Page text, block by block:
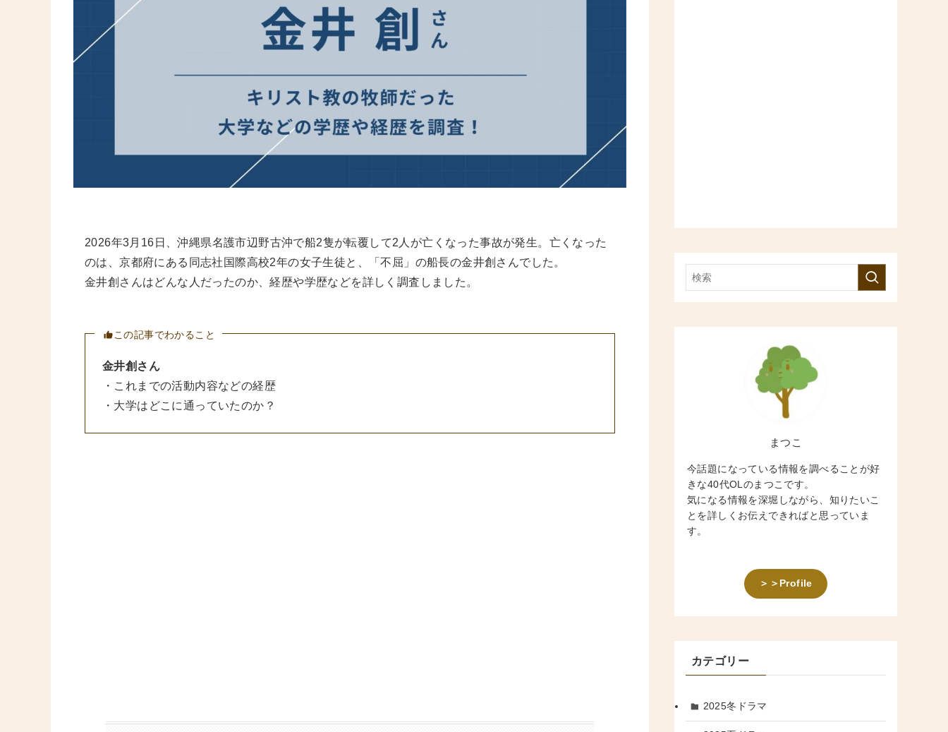
2026年3月16日、沖縄県名護市辺野古沖で船2隻が転覆して2人が亡くなった事故が発生。亡くなった
のは、京都府にある同志社国際高校2年の女子生徒と、「不屈」の船長の金井創さんでした。
金井創さんはどんな人だったのか、経歴や学歴などを詳しく調査しました。
この記事でわかること
金井創さん
・これまでの活動内容などの経歴
・大学はどこに通っていたのか？
まつこ
今話題になっている情報を調べることが好
きな40代OLのまつこです。
気になる情報を深堀しながら、知りたいこ
とを詳しくお伝えできればと思っていま
す。
＞＞Profile
カテゴリー
2025冬ドラマ